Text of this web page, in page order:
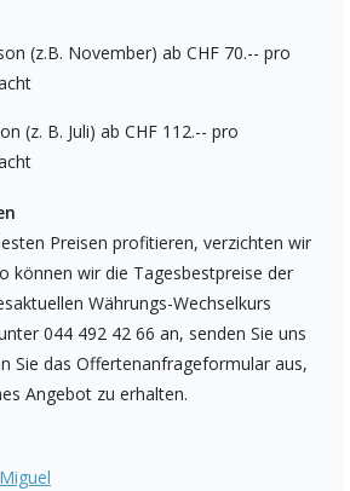
(z.B. November) ab CHF 70.-- pro
(z. B. Juli) ab CHF 112.-- pro
Preisen profitieren, verzichten wir
können wir die Tagesbestpreise der
Währungs-Wechselkurs
044 492 42 66 an, senden Sie uns
Sie das Offertenanfrageformular aus,
Angebot zu erhalten.